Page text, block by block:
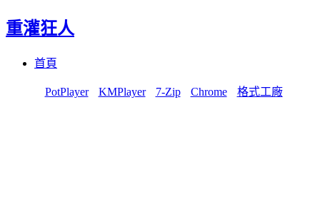
重灌狂人
首頁
PotPlayer KMPlayer 7-Zip Chrome 格式工廠